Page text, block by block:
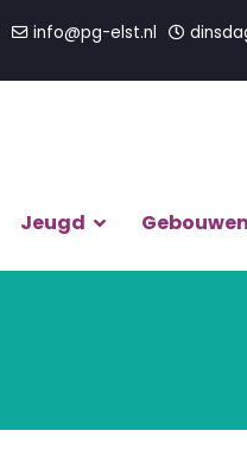
info@pg-elst.nl
Jeugd Gebouwen